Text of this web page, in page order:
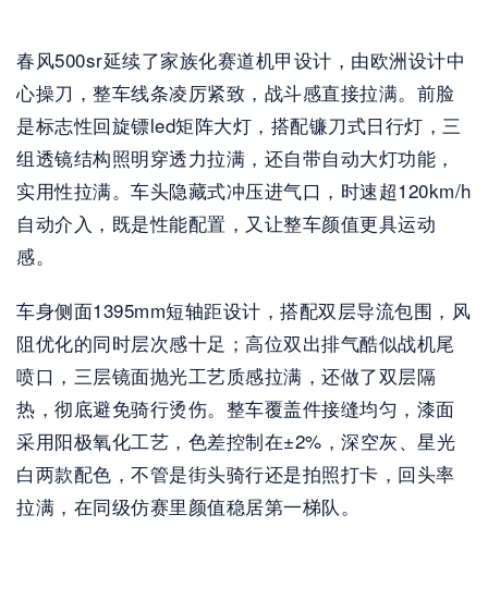
春风500sr延续了家族化赛道机甲设计，由欧洲设计中
心操刀，整车线条凌厉紧致，战斗感直接拉满。前脸
是标志性回旋镖led矩阵大灯，搭配镰刀式日行灯，三
组透镜结构照明穿透力拉满，还自带自动大灯功能，
实用性拉满。车头隐藏式冲压进气口，时速超120km/h
自动介入，既是性能配置，又让整车颜值更具运动
感。
车身侧面1395mm短轴距设计，搭配双层导流包围，风
阻优化的同时层次感十足；高位双出排气酷似战机尾
喷口，三层镜面抛光工艺质感拉满，还做了双层隔
热，彻底避免骑行烫伤。整车覆盖件接缝均匀，漆面
采用阳极氧化工艺，色差控制在±2%，深空灰、星光
白两款配色，不管是街头骑行还是拍照打卡，回头率
拉满，在同级仿赛里颜值稳居第一梯队。